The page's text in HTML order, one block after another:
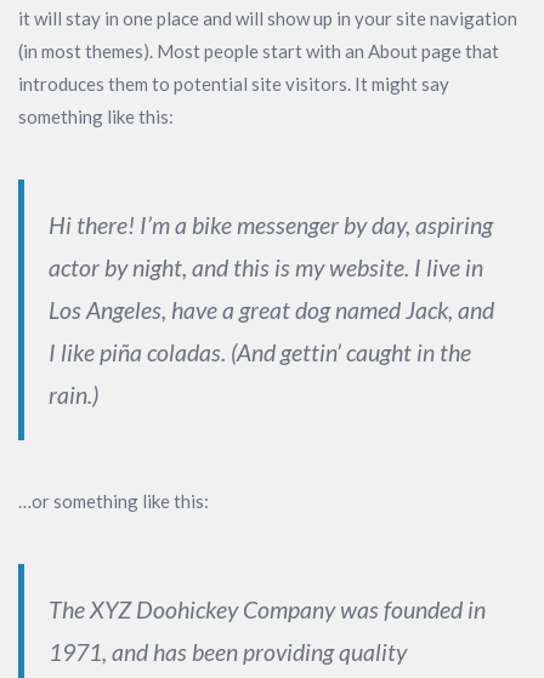
it will stay in one place and will show up in your site navigation
(in most themes). Most people start with an About page that
introduces them to potential site visitors. It might say
something like this:
Hi there! I’m a bike messenger by day, aspiring
actor by night, and this is my website. I live in
Los Angeles, have a great dog named Jack, and
I like piña coladas. (And gettin’ caught in the
rain.)
…or something like this:
The XYZ Doohickey Company was founded in
1971, and has been providing quality